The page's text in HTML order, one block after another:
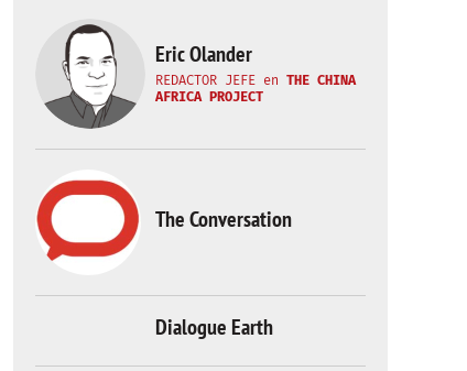
Eric Olander
REDACTOR JEFE en THE CHINA
AFRICA PROJECT
The Conversation
Dialogue Earth